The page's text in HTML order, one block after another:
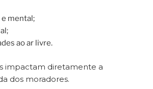
mental;
ao ar livre.
impactam diretamente a
dos moradores.